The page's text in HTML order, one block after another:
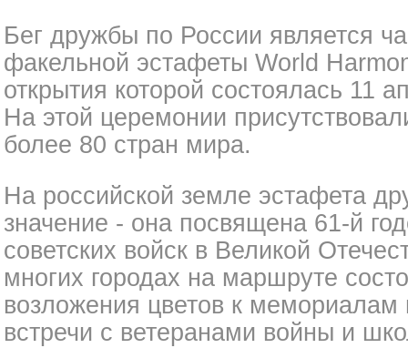
Бег дружбы по России является
факельной эстафеты World
открытия которой состоялась 11
На этой церемонии
более 80 стран мира.
На российской земле эстафета
значение - она посвящена 61-й
советских войск в Великой
многих городах на маршруте
возложения цветов к
встречи с ветеранами войны и